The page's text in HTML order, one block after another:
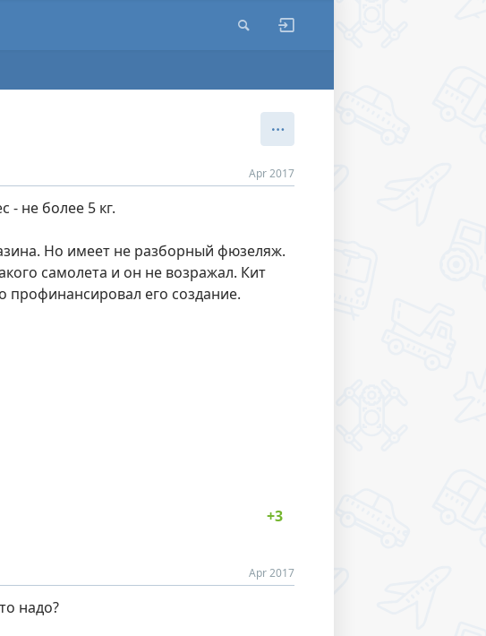
Apr 2017
- не более 5 кг.
Но имеет не разборный фюзеляж.
самолета и он не возражал. Кит
профинансировал его создание.
Apr 2017
надо?